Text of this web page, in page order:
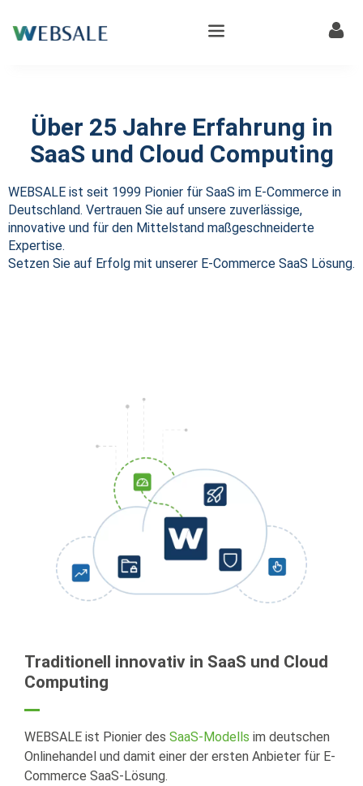
Über 25 Jahre Erfahrung in
SaaS und Cloud Computing
WEBSALE ist seit 1999 Pionier für SaaS im E-Commerce in
Deutschland. Vertrauen Sie auf unsere zuverlässige,
innovative und für den Mittelstand maßgeschneiderte
Expertise.
Setzen Sie auf Erfolg mit unserer E-Commerce SaaS Lösung.
Traditionell innovativ in SaaS und Cloud
Computing
WEBSALE ist Pionier des SaaS-Modells im deutschen
Onlinehandel und damit einer der ersten Anbieter für E-
Commerce SaaS-Lösung.